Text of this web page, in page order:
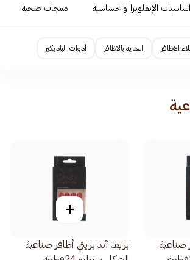
أساسيات الإنفلونزا والحساسية منتجات صحية
الاظافر العناية بالاظافر أدوات الباديكير
صناعية
+
بريف آند بريتي أظافر صناعية